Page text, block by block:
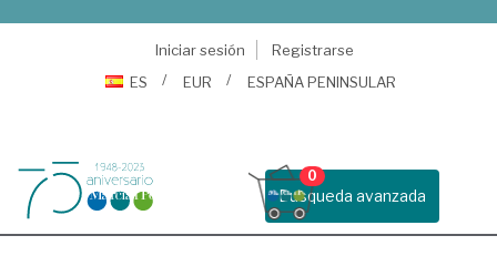
Iniciar sesión
Registrarse
ES
EUR ESPAÑA PENINSULAR
Busqueda avanzada
0